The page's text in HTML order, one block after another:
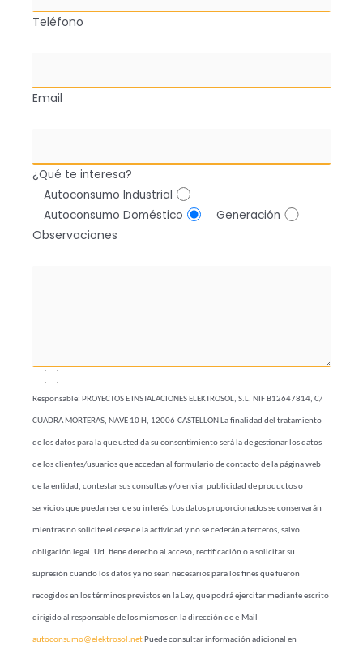
Teléfono
Email
¿Qué te interesa?
Autoconsumo Industrial
Autoconsumo Doméstico
Generación
Observaciones
Responsable: PROYECTOS E INSTALACIONES ELEKTROSOL, S.L. NIF B12647814, C/
CUADRA MORTERAS, NAVE 10 H, 12006-CASTELLON La finalidad del tratamiento
de los datos para la que usted da su consentimiento será la de gestionar los datos
de los clientes/usuarios que accedan al formulario de contacto de la página web
de la entidad, contestar sus consultas y/o enviar publicidad de productos o
servicios que puedan ser de su interés. Los datos proporcionados se conservarán
mientras no solicite el cese de la actividad y no se cederán a terceros, salvo
obligación legal. Ud. tiene derecho al acceso, rectificación o a solicitar su
supresión cuando los datos ya no sean necesarios para los fines que fueron
recogidos en los términos previstos en la Ley, que podrá ejercitar mediante escrito
dirigido al responsable de los mismos en la dirección de e-Mail
autoconsumo@elektrosol.net Puede consultar información adicional en